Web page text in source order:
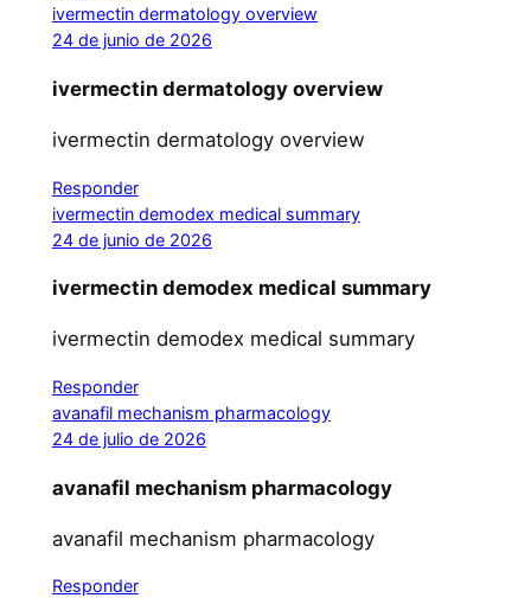
ivermectin dermatology overview
24 de junio de 2026
ivermectin dermatology overview
ivermectin dermatology overview
Responder
ivermectin demodex medical summary
24 de junio de 2026
ivermectin demodex medical summary
ivermectin demodex medical summary
Responder
avanafil mechanism pharmacology
24 de julio de 2026
avanafil mechanism pharmacology
avanafil mechanism pharmacology
Responder